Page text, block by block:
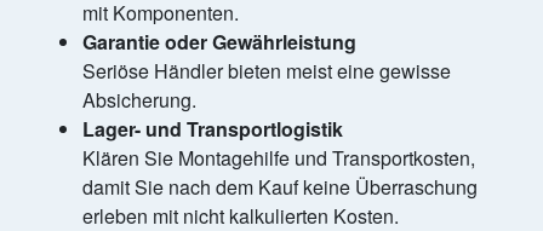
mit Komponenten.
Garantie oder Gewährleistung
Seriöse Händler bieten meist eine gewisse
Absicherung.
Lager- und Transportlogistik
Klären Sie Montagehilfe und Transportkosten,
damit Sie nach dem Kauf keine Überraschung
erleben mit nicht kalkulierten Kosten.